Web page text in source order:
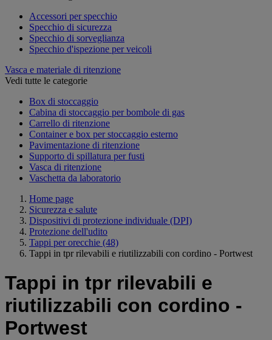
Accessori per specchio
Specchio di sicurezza
Specchio di sorveglianza
Specchio d'ispezione per veicoli
Vasca e materiale di ritenzione
Vedi tutte le categorie
Box di stoccaggio
Cabina di stoccaggio per bombole di gas
Carrello di ritenzione
Container e box per stoccaggio esterno
Pavimentazione di ritenzione
Supporto di spillatura per fusti
Vasca di ritenzione
Vaschetta da laboratorio
Home page
Sicurezza e salute
Dispositivi di protezione individuale (DPI)
Protezione dell'udito
Tappi per orecchie (48)
Tappi in tpr rilevabili e riutilizzabili con cordino - Portwest
Tappi in tpr rilevabili e
riutilizzabili con cordino -
Portwest